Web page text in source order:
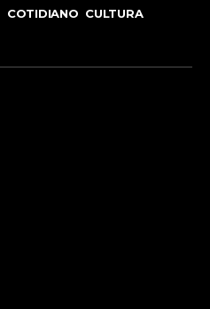
COTIDIANO CULTURA